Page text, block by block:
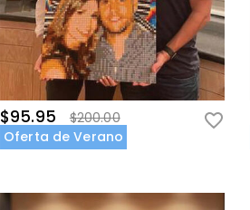
$95.95
$200.00
Oferta de Verano